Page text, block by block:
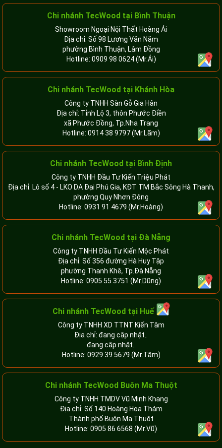
Chi nhánh TecWood tại Bình Thuận
Showroom Ngoại Nội Thất Hoàng Ái
Địa chỉ: Số 98 Lương Văn Năm
phường Bình Thuận, Lâm Đồng
Hotline: 0909 98 0624(Mr.Ái)
Chi nhánh TecWood tại Khánh Hòa
Công ty TNHH Sàn Gỗ Gia Hân
Địa chỉ: Tỉnh Lộ 3, thôn Phước Điền
xã Phước Đồng, Tp.Nha Trang
Hotline: 0914 38 9797(Mr.Lãm)
Chi nhánh TecWood tại Bình Định
Công ty TNHH Đầu Tư Kiến Triệu Phát
Địa chỉ: Lô số 4 - LKO DA Đại Phú Gia, KĐT TM Bắc Sông Hà Thanh,
phường Quy Nhơn Đông
Hotline: 0931 91 4679 (Mr.Hoàng)
Chi nhánh TecWood tại Đà Nẵng
Công ty TNHH Đầu Tư Kiến Mộc Phát
Địa chỉ: Số 356 đường Hà Huy Tập
phường Thanh Khê, Tp.Đà Nẵng
Hotline: 0905 55 3751 (Mr.Dũng)
Chi nhánh TecWood tại Huế
Công ty TNHH XD TTNT Kiến Tâm
Địa chỉ: đang cập nhật..
đang cập nhật..
Hotline: 0929 39 5679 (Mr.Tâm)
Chi nhánh TecWood Buôn Ma Thuột
Công ty TNHH TMDV Vũ Minh Khang
Địa chỉ: Số 140 Hoàng Hoa Thám
Thành phố Buôn Ma Thuột
Hotline: 0905 86 6568 (Mr.Vũ)